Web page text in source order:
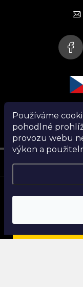
Používáme
pohodlné
provozu webu
výkon a
Instagram
Copyright 2026
Najdi si